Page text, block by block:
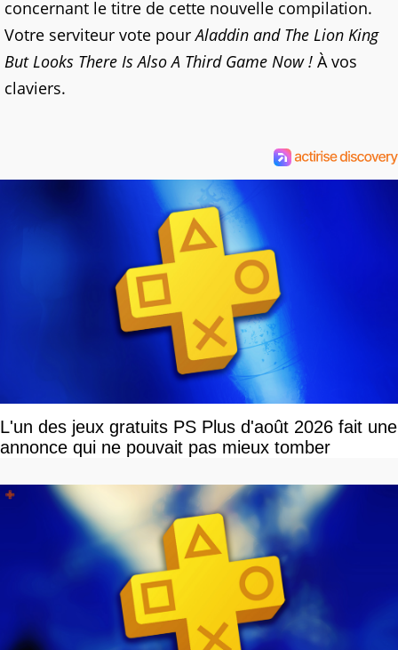
concernant le titre de cette nouvelle compilation.
Votre serviteur vote pourAladdin and The Lion King
But Looks There Is Also A Third Game Now ! À vos
claviers.
L'un des jeux gratuits PS Plus d'août 2026 fait une
annonce qui ne pouvait pas mieux tomber